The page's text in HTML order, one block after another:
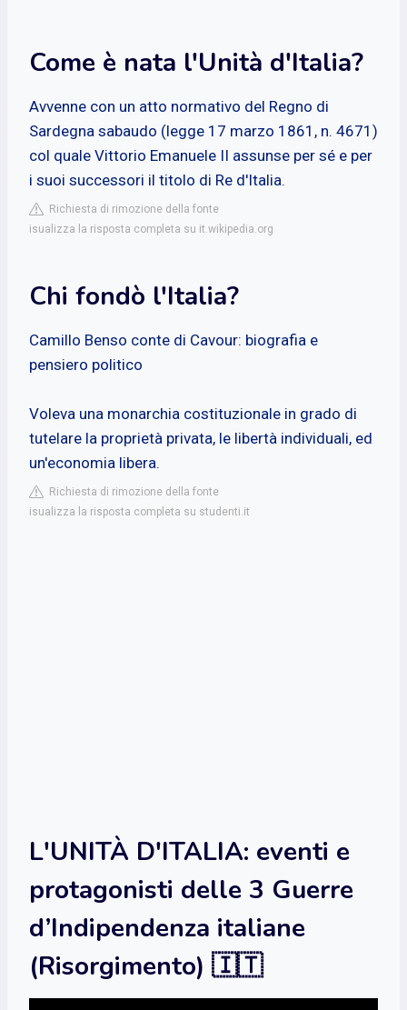
Come è nata l'Unità d'Italia?
Avvenne con un atto normativo del Regno di
Sardegna sabaudo (legge 17 marzo 1861, n. 4671)
col quale Vittorio Emanuele II assunse per sé e per
i suoi successori il titolo di Re d'Italia.
Richiesta di rimozione della fonte
isualizza la risposta completa su it.wikipedia.org
Chi fondò l'Italia?
Camillo Benso conte di Cavour: biografia e
pensiero politico
Voleva una monarchia costituzionale in grado di
tutelare la proprietà privata, le libertà individuali, ed
un'economia libera.
Richiesta di rimozione della fonte
isualizza la risposta completa su studenti.it
L'UNITÀ D'ITALIA: eventi e
protagonisti delle 3 Guerre
d’Indipendenza italiane
(Risorgimento) 🇮🇹